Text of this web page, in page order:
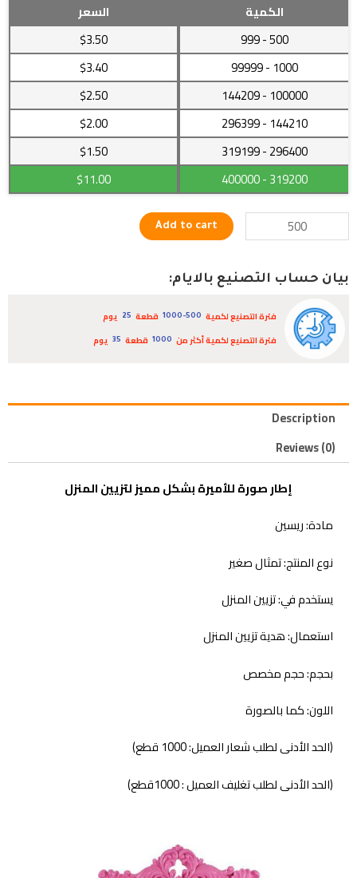
الكمية
السعر
500
- 999
$3.50
1000
- 99999
$3.40
100000
- 144209
$2.50
144210
- 296399
$2.00
296400
- 319199
$1.50
319200
- 400000
$11.00
صورة
بشكل
مميز
المنزل
quantity
Add to cart
بيان حساب التصنيع بالايام:
فترة التصنيع لكمية 1000-500 قطعة 25
يوم
فترة التصنيع لكمية أكثر من
1000 قطعة 35 يوم
Description
Reviews (0)
إطار صورة للأميرة بشكل مميز لتزيين المنزل
مادة: ريسين
نوع المنتج: تمثال صغير
يستخدم في: تزيين المنزل
استعمال: هدية تزيين المنزل
بحجم: حجم مخصص
اللون: كما بالصورة
(الحد الأدنى لطلب شعار العميل: 1000 قطع)
(الحد الأدنى لطلب تغليف العميل : 1000قطع)